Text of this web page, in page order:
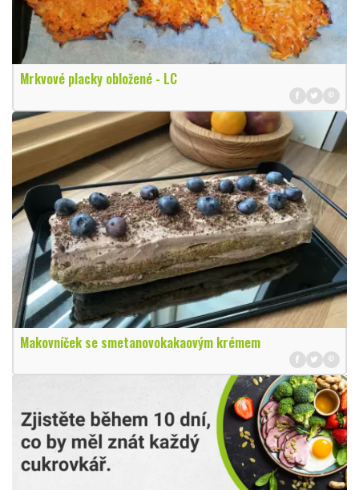
Mrkvové placky obložené - LC
Makovníček se smetanovokakaovým krémem